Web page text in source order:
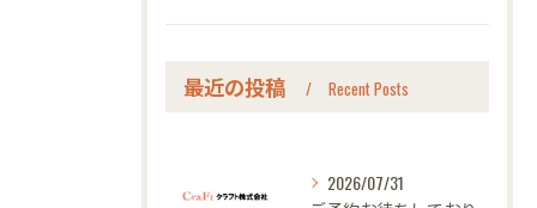
最近の投稿 Recent Posts
2026/07/31